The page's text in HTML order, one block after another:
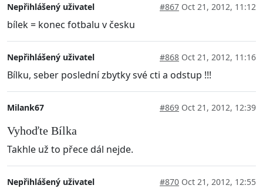
Nepřihlášený uživatel #867 Oct 21, 2012, 11:12
bílek = konec fotbalu v česku
Nepřihlášený uživatel #868 Oct 21, 2012, 11:16
Bílku, seber poslední zbytky své cti a odstup !!!
Milank67 #869 Oct 21, 2012, 12:39
Vyhoďte Bílka
Takhle už to přece dál nejde.
Nepřihlášený uživatel #870 Oct 21, 2012, 12:55